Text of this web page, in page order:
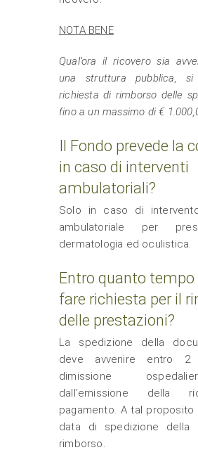
NOTA BENE
Qual’ora il ricovero sia
una struttura pubblica,
richiesta di rimborso delle
fino a un massimo di €
Il Fondo prevede la
in caso di interventi
ambulatoriali?
Solo in caso di
ambulatoriale per
dermatologia ed oculistica.
Entro quanto tempo
fare richiesta per il
delle prestazioni?
La spedizione della
deve avvenire entro 2
dimissione
dall’emissione della
pagamento. A tal
data di spedizione della
rimborso.